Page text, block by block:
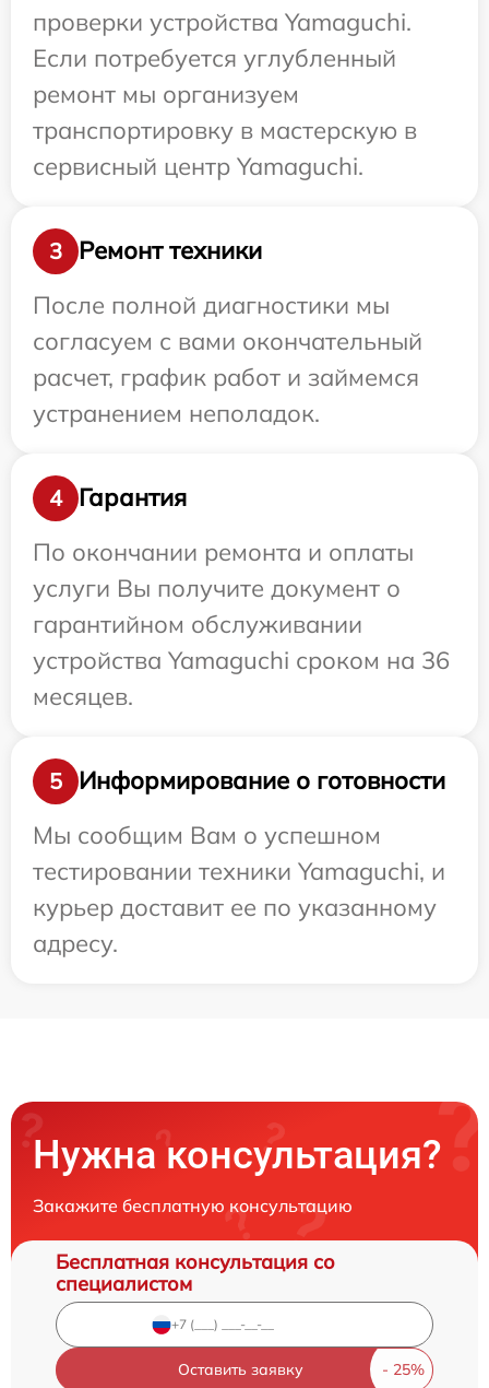
проверки устройства Yamaguchi.
Если потребуется углубленный
ремонт мы организуем
транспортировку в мастерскую в
сервисный центр Yamaguchi.
3
Ремонт техники
После полной диагностики мы
согласуем с вами окончательный
расчет, график работ и займемся
устранением неполадок.
4
Гарантия
По окончании ремонта и оплаты
услуги Вы получите документ о
гарантийном обслуживании
устройства Yamaguchi сроком на 36
месяцев.
5
Информирование о готовности
Мы сообщим Вам о успешном
тестировании техники Yamaguchi, и
курьер доставит ее по указанному
адресу.
Нужна консультация?
Закажите бесплатную консультацию
Бесплатная консультация со
специалистом
Оставить заявку